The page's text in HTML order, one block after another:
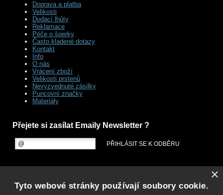
Doprava a platba
Velikosti
Dodací lhůty
Reklamace
Péče o šperky
Často kladené dotazy
Kontakt
Info
O nás
Vrácení zboží
Velikosti prstenů
Nevyzvednuté zásilky
Puncovní značky
Materiály
Přejete si zasílat Emaily Newsletter ?
×
Tyto webové stránky používají soubory cookie.